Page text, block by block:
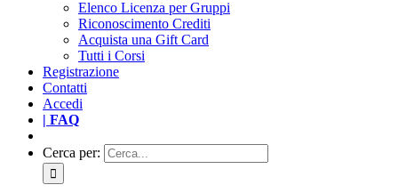
Elenco Licenza per Gruppi
Riconoscimento Crediti
Acquista una Gift Card
Tutti i Corsi
Registrazione
Contatti
Accedi
| FAQ
Cerca per: